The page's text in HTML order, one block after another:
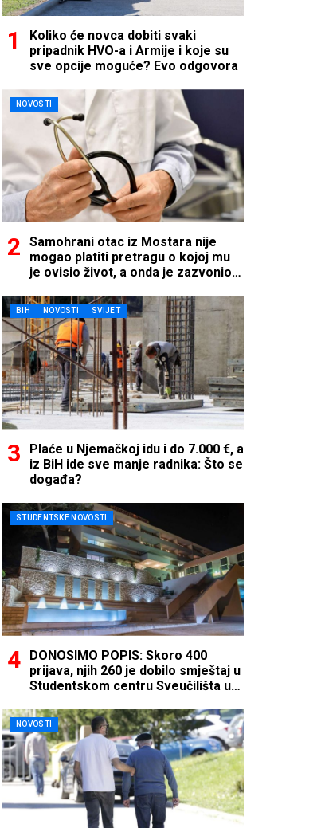
Koliko će novca dobiti svaki
pripadnik HVO-a i Armije i koje su
sve opcije moguće? Evo odgovora
NOVOSTI
Samohrani otac iz Mostara nije
mogao platiti pretragu o kojoj mu
je ovisio život, a onda je zazvonio
BIH NOVOSTI SVIJET
Plaće u Njemačkoj idu i do 7.000 €, a
iz BiH ide sve manje radnika: Što se
događa?
STUDENTSKE NOVOSTI
DONOSIMO POPIS: Skoro 400
prijava, njih 260 je dobilo smještaj u
Studentskom centru Sveučilišta u
NOVOSTI